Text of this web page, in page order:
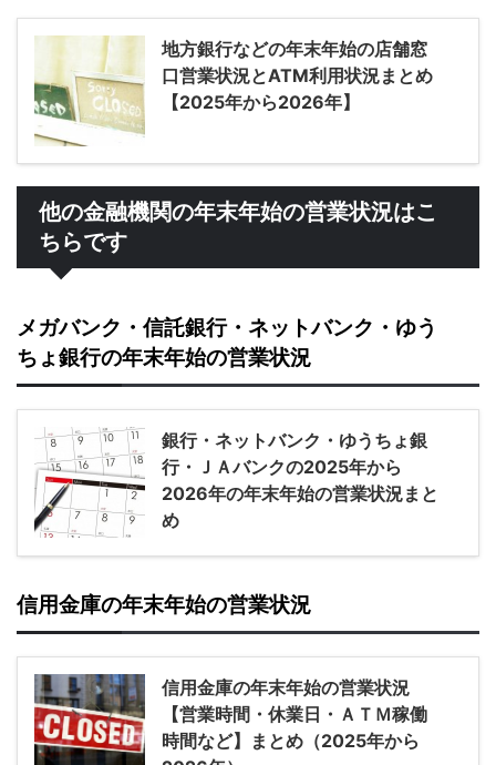
地方銀行などの年末年始の店舗窓
口営業状況とATM利用状況まとめ
【2025年から2026年】
他の金融機関の年末年始の営業状況はこ
ちらです
メガバンク・信託銀行・ネットバンク・ゆう
ちょ銀行の年末年始の営業状況
銀行・ネットバンク・ゆうちょ銀
行・ＪＡバンクの2025年から
2026年の年末年始の営業状況まと
め
信用金庫の年末年始の営業状況
信用金庫の年末年始の営業状況
【営業時間・休業日・ＡＴＭ稼働
時間など】まとめ（2025年から